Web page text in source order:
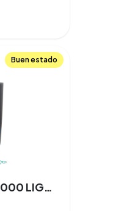
Buen estado
CECOTEC BIGDRY 2000 LIGHT 0,5 L